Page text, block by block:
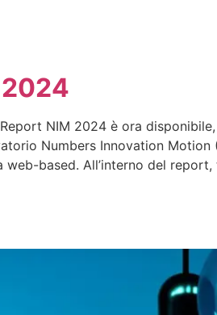
NIM 2024 è ora
Numbers Innovation
based. All’interno del